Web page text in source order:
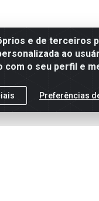
e de terceiros
ao
com o seu perfil e
Preferências